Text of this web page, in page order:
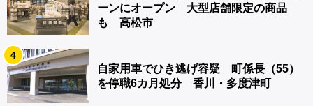
ーンにオープン 大型店舗限定の商品
も 高松市
4
自家用車でひき逃げ容疑 町係長（55）
を停職6カ月処分 香川・多度津町